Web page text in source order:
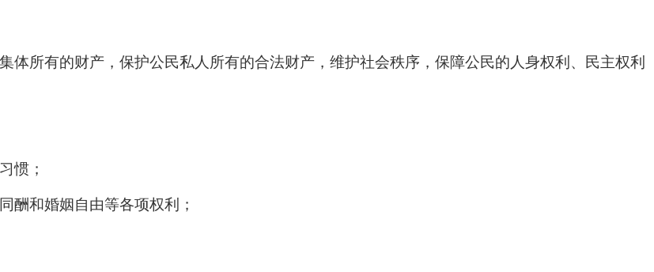
体所有的财产，保护公民私人所有的合法财产，维护社会秩序，保障公民的人身权利、民主权利
惯；
酬和婚姻自由等各项权利；